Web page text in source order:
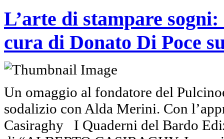
sogni:
esce
il
nuovo
volume
di
Donato
Di
Poce
su
Alberto
Casiraghy
L’arte di stampare
cura di Donato Di Poce
Un omaggio al fondatore del
sodalizio con Alda Merini. Con
Casiraghy I Quaderni del Bardo